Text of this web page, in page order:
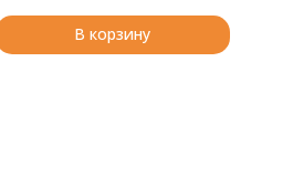
В корзину